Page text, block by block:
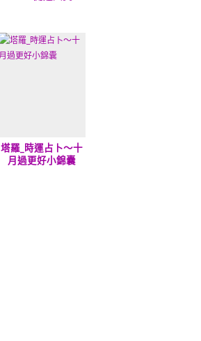
塔羅_時運占卜～十
月過更好小錦囊